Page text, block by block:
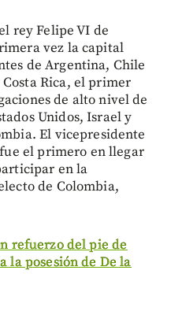
rey Felipe VI de
vez la capital
de Argentina, Chile
Rica, el primer
de alto nivel de
Unidos, Israel y
El vicepresidente
el primero en llegar
en la
de Colombia,
refuerzo del pie de
la posesión de De la